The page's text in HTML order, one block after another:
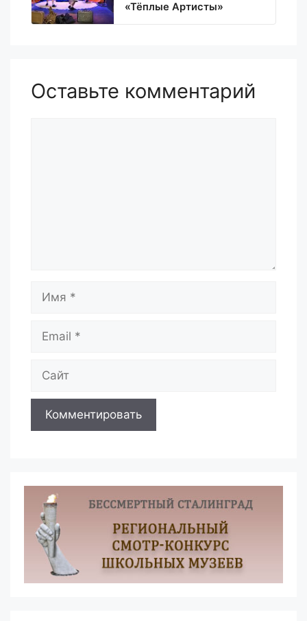
«Тёплые Артисты»
Оставьте комментарий